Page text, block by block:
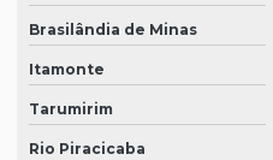
Brasilândia de Minas
Itamonte
Tarumirim
Rio Piracicaba